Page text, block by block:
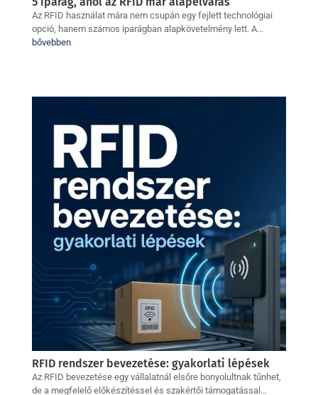
Az RFID használat mára nem csupán egy fejlett technológiai
opció, hanem számos iparágban alapkövetelmény lett. A...
bővebben
RFID rendszer bevezetése: gyakorlati lépések
Az RFID bevezetése egy vállalatnál elsőre bonyolultnak tűnhet,
de a megfelelő előkészítéssel és szakértői támogatással...